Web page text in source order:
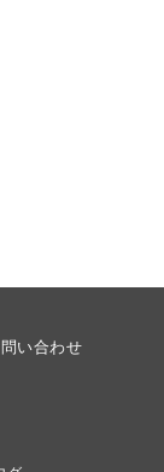
い合わせ